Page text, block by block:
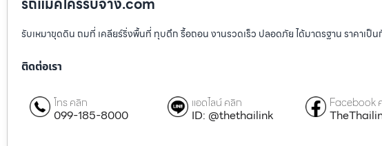
รับเหมาขุดดิน ถมที่ เคลียร์ริ่งพื้นที่ ทุบตึก รื้อถอน งานรวดเร็ว ปลอดภัย ได้มาตรฐาน ราคาเป็น
ติดต่อเรา
โทร คลิก
099-185-8000
แอดไลน์ คลิก
ID: @thethailink
Facebook